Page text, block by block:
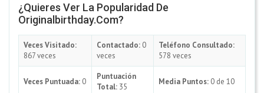
¿Quieres Ver La Popularidad De
Originalbirthday.com?
Veces Visitado:
867 veces
Contactado: 0
veces
Teléfono Consultado:
578 veces
Veces Puntuada: 0
Puntuación
Total: 35
Media Puntos: 0 de 10